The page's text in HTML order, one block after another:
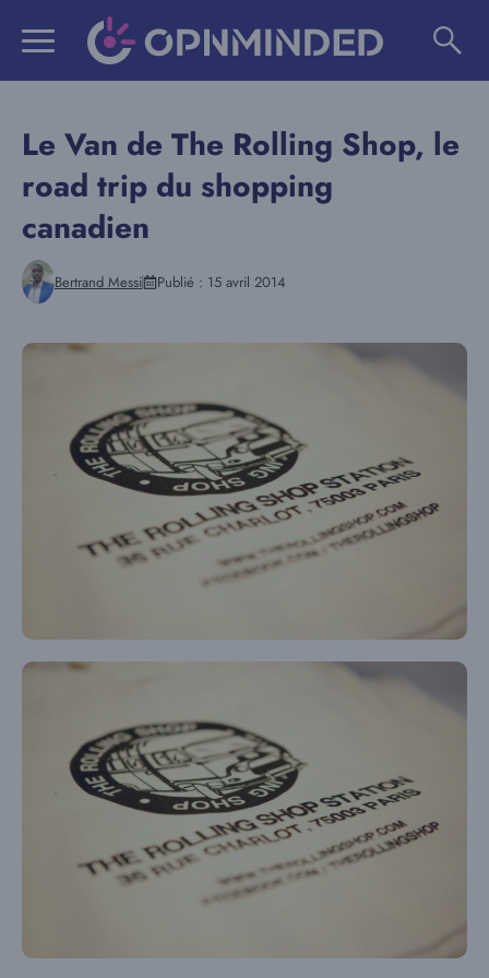
Le Van de The Rolling Shop, le
road trip du shopping
canadien
Bertrand Messi Publié : 15 avril 2014